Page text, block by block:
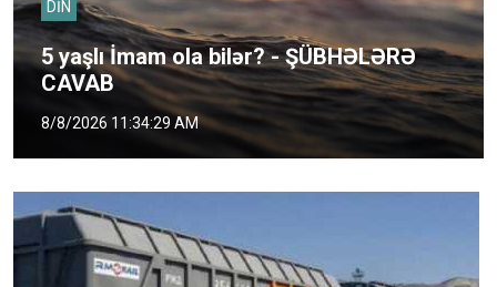
DİN
5 yaşlı İmam ola bilər? - ŞÜBHƏLƏRƏ
CAVAB
8/8/2026 11:34:29 AM